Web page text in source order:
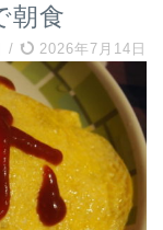
朝食
/ 2026年7月14日